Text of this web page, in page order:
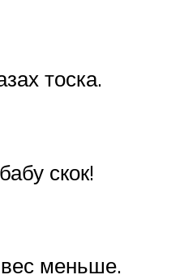
тоска.
скок!
меньше.